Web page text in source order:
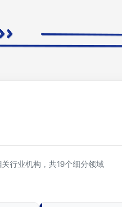
行业机构，共19个细分领域